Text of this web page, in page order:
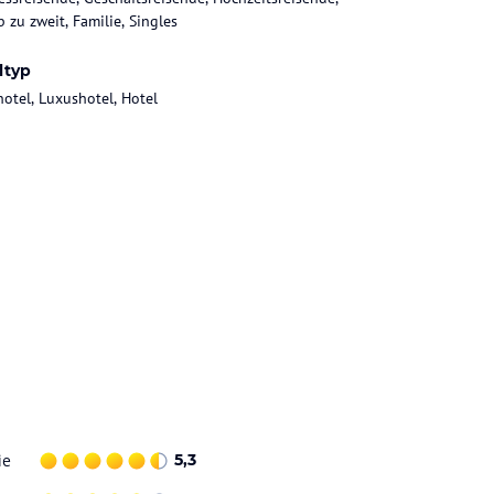
zu zweit, Familie, Singles
Luxushotel, Hotel
5,3